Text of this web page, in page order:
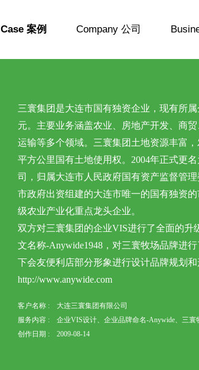
Case 案例 Company 公司
三寰集团是大连市国有独资企业，现有所
元。主要业务涵盖农业、房地产开发、商
运输等多个领域。三寰集团土地资源丰富
平方公里国有土地使用权。2004年正式更
司，归属大连市人民政府国有资产监督管
市政府出资组建的大连市唯一的国有独资
级农业产业化重点龙头企业。
双方对三寰集团的企业VIS进行了全面的升
文名称-Anywide1948，对三寰牧场品牌进
下会友便利店部分形象进行设计品牌规划
http://www.anywide.com
客户名称 : 大连三寰集团有限公司
服务内容 : 企业VIS设计、企业品牌命名-Anywide、三寰
创作日期 : 2009-08-14